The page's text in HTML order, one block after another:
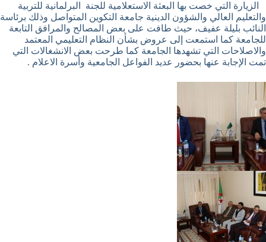
الزيارة التي خصت بها البعثة الاستعلامية للجنة البرلمانية للتربية
والتعليم العالي والشؤون الدينية جامعة التكوين المتواصل وذلك برئاسة
النائب بليلة عفيف، حيث طافت على بعض المصالح والمرافق التابعة
للجامعة كما استمعت إلى عروض بشأن النظام التعليمي المعتمد
والاصلاحات التي تشهدها الجامعة كما طرحت بعض الانشغالات التي
تمت الإجابة عنها بحضور عديد الفواعل الجامعية وأسرة الاعلام .